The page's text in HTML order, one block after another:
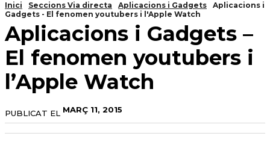
Inici Seccions Via directa Aplicacions i Gadgets
Aplicacions i
Gadgets - El fenomen youtubers i l'Apple Watch
Aplicacions i Gadgets –
El fenomen youtubers i
l’Apple Watch
PUBLICAT EL MARÇ 11, 2015